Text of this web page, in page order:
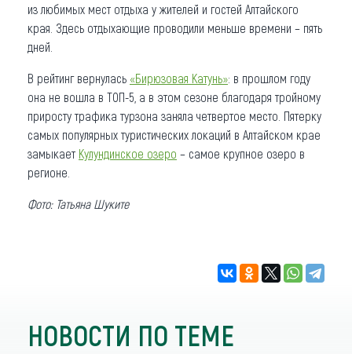
из любимых мест отдыха у жителей и гостей Алтайского
края. Здесь отдыхающие проводили меньше времени – пять
дней.
В рейтинг вернулась «Бирюзовая Катунь»: в прошлом году
она не вошла в ТОП-5, а в этом сезоне благодаря тройному
приросту трафика турзона заняла четвертое место. Пятерку
самых популярных туристических локаций в Алтайском крае
замыкает Кулундинское озеро – самое крупное озеро в
регионе.
Фото: Татьяна Шуките
НОВОСТИ ПО ТЕМЕ